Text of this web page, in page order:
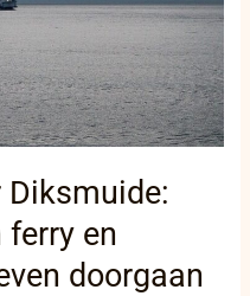
ferry en
doorgaan